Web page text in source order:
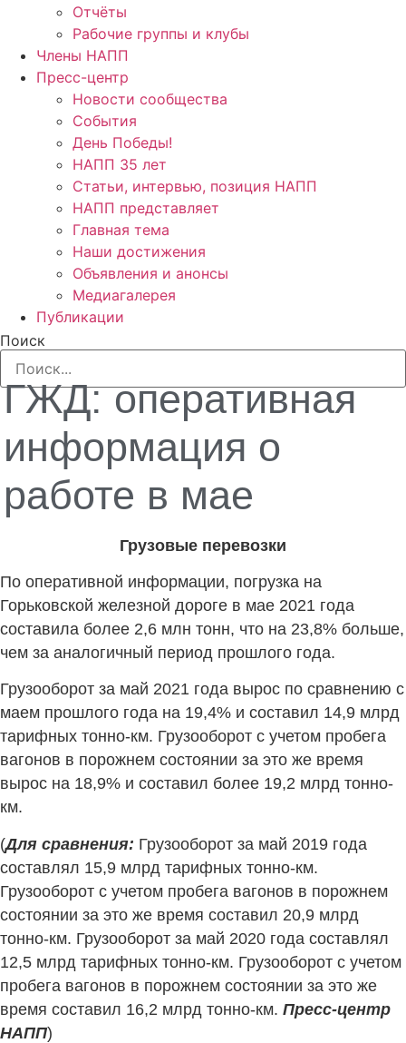
Отчёты
Рабочие группы и клубы
Члены НАПП
Пресс-центр
Новости сообщества
События
День Победы!
НАПП 35 лет
Статьи, интервью, позиция НАПП
НАПП представляет
Главная тема
Наши достижения
Объявления и анонсы
Медиагалерея
Публикации
Поиск
ГЖД: оперативная
информация о
работе в мае
Грузовые перевозки
По оперативной информации, погрузка на
Горьковской железной дороге в мае 2021 года
составила более 2,6 млн тонн, что на 23,8% больше,
чем за аналогичный период прошлого года.
Грузооборот за май 2021 года вырос по сравнению с
маем прошлого года на 19,4% и составил 14,9 млрд
тарифных тонно-км. Грузооборот с учетом пробега
вагонов в порожнем состоянии за это же время
вырос на 18,9% и составил более 19,2 млрд тонно-
км.
(Для сравнения: Грузооборот за май 2019 года
составлял 15,9 млрд тарифных тонно-км.
Грузооборот с учетом пробега вагонов в порожнем
состоянии за это же время составил 20,9 млрд
тонно-км. Грузооборот за май 2020 года составлял
12,5 млрд тарифных тонно-км. Грузооборот с учетом
пробега вагонов в порожнем состоянии за это же
время составил 16,2 млрд тонно-км. Пресс-центр
НАПП)